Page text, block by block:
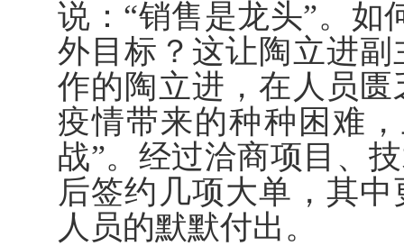
说：“销售是龙头”。如
外目标？这让陶立进
作的陶立进，在人员
疫情带来的种种困难
战”。经过洽商项目、
后签约几项大单，其
人员的默默付出。